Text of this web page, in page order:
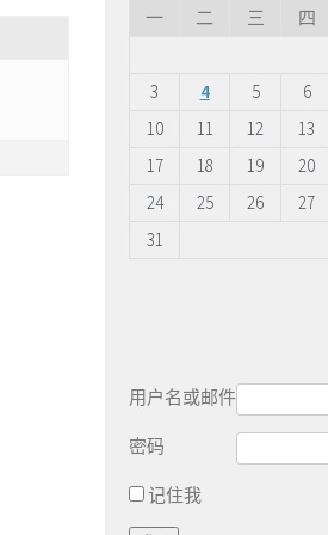
一 二 三 四
3
4 5 6
10
11 12 13
17
18 19 20
24
25 26 27
31
用户名或邮件
密码
记住我